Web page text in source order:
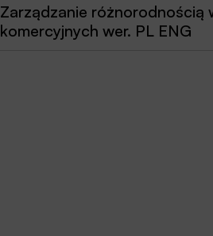
Zarządzanie różnorodnością
komercyjnych wer. PL ENG
Przewodnik dobrych praktyk